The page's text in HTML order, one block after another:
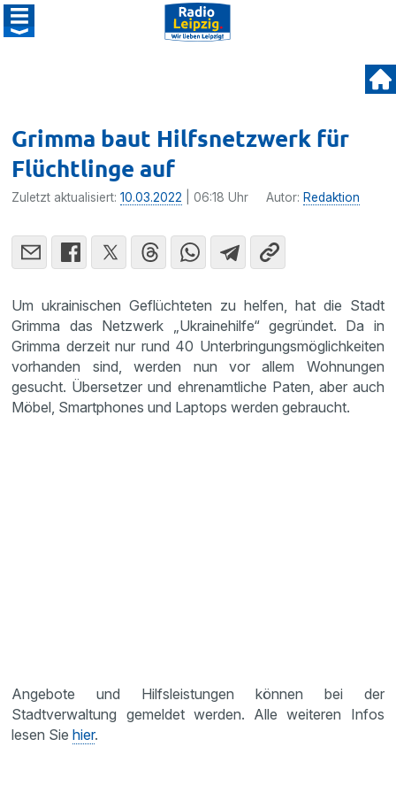
Grimma baut Hilfsnetzwerk für
Flüchtlinge auf
Zuletzt aktualisiert:10.03.2022 | 06:18 Uhr Autor: Redaktion
Um ukrainischen Geflüchteten zu helfen, hat die Stadt
Grimma das Netzwerk „Ukrainehilfe“ gegründet. Da in
Grimma derzeit nur rund 40 Unterbringungsmöglichkeiten
vorhanden sind, werden nun vor allem Wohnungen
gesucht. Übersetzer und ehrenamtliche Paten, aber auch
Möbel, Smartphones und Laptops werden gebraucht.
Angebote und Hilfsleistungen können bei der
Stadtverwaltung gemeldet werden. Alle weiteren Infos
lesen Siehier.